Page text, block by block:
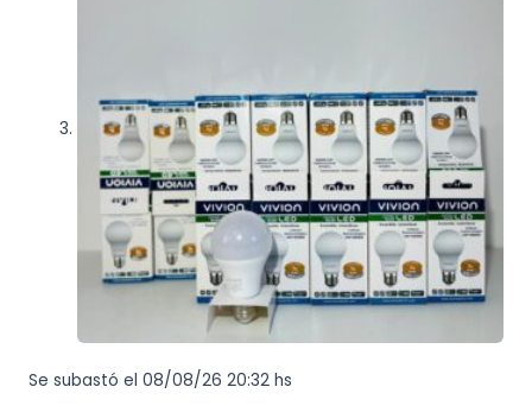
Se subastó el 08/08/26 20:32 hs